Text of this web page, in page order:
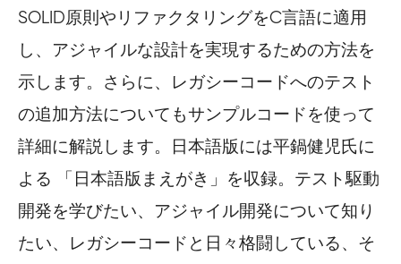
SOLID原則やリファクタリングをC言語に適用
し、アジャイルな設計を実現するための方法を
示します。さらに、レガシーコードへのテスト
の追加方法についてもサンプルコードを使って
詳細に解説します。日本語版には平鍋健児氏に
よる 「日本語版まえがき」を収録。テスト駆動
開発を学びたい、アジャイル開発について知り
たい、レガシーコードと日々格闘している、そ